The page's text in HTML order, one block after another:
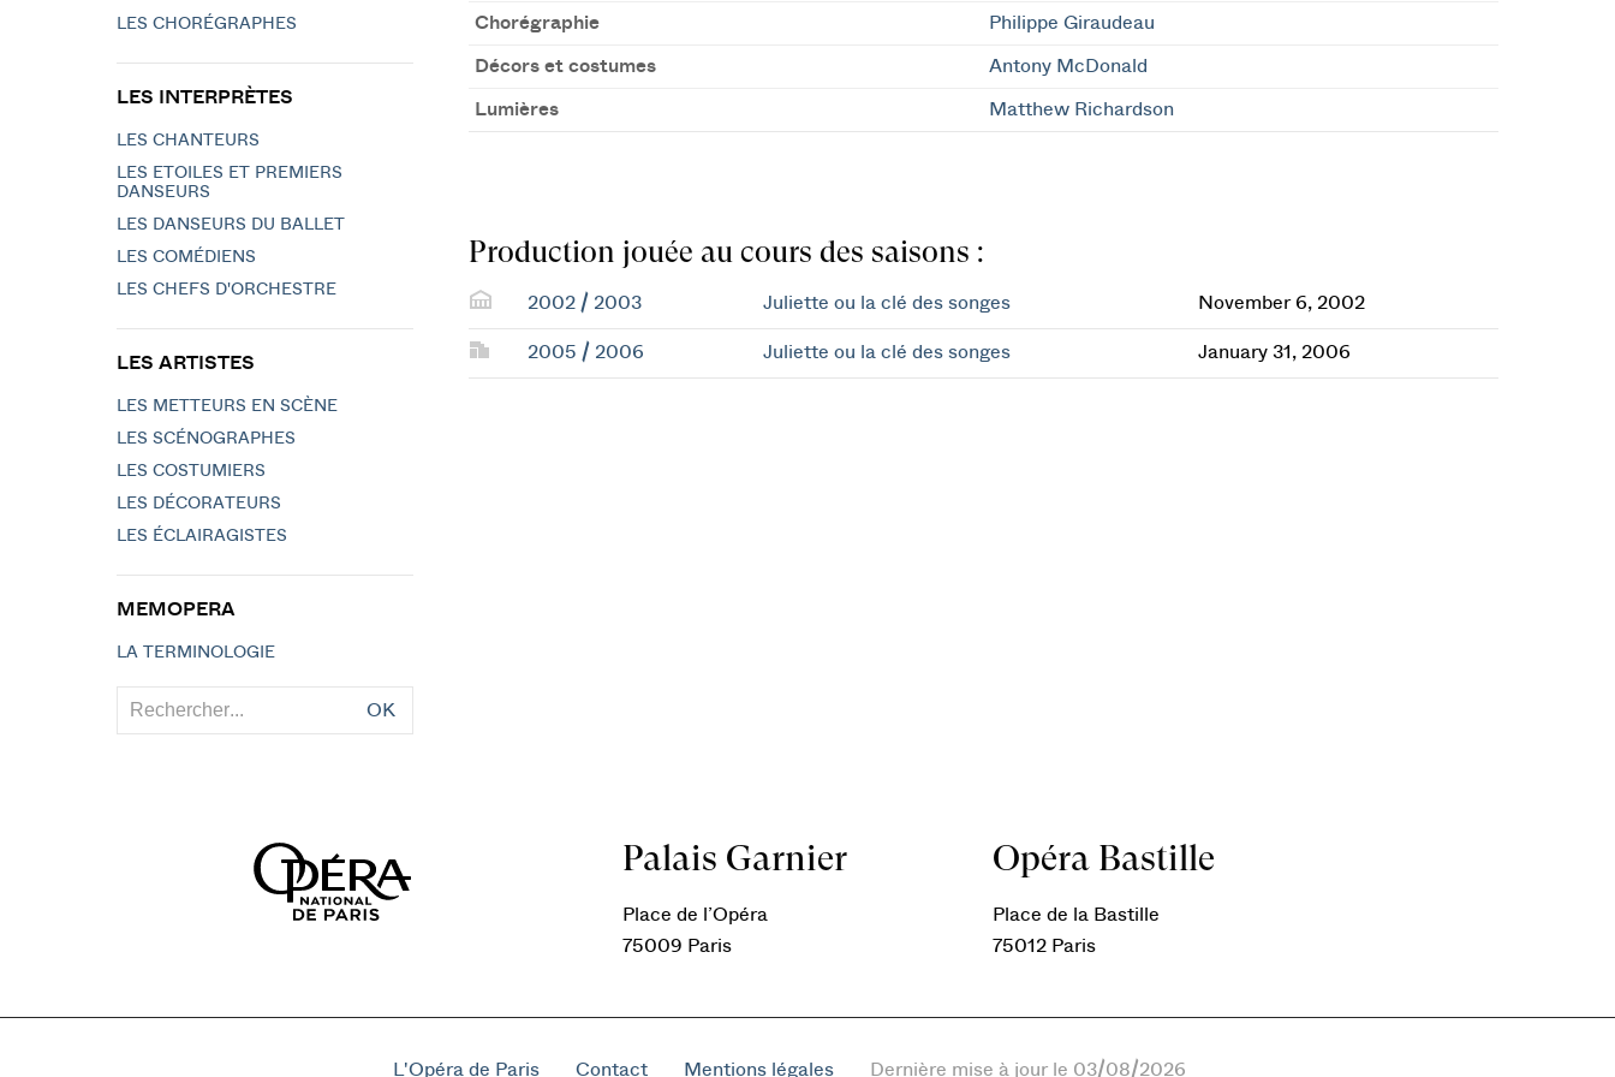
Chorégraphie Philippe Giraudeau
Décors et costumes Antony McDonald
Lumières Matthew Richardson
Production jouée au cours des saisons :
2002 / 2003 Juliette ou la clé des songes November 6, 2002
2005 / 2006 Juliette ou la clé des songes January 31, 2006
LES CHORÉGRAPHES
LES INTERPRÈTES
LES CHANTEURS
LES ETOILES ET PREMIERS
DANSEURS
LES DANSEURS DU BALLET
LES COMÉDIENS
LES CHEFS D'ORCHESTRE
LES ARTISTES
LES METTEURS EN SCÈNE
LES SCÉNOGRAPHES
LES COSTUMIERS
LES DÉCORATEURS
LES ÉCLAIRAGISTES
MEMOPERA
LA TERMINOLOGIE
OK
Palais Garnier
Place de l’Opéra
75009 Paris
Opéra Bastille
Place de la Bastille
75012 Paris
L'Opéra de Paris Contact Mentions légales Dernière mise à jour le 03/08/2026